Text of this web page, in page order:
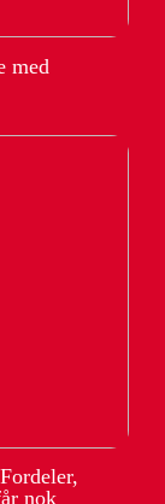
med
nok